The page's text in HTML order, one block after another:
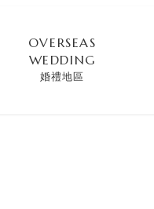
OVERSEAS
WEDDING
婚禮地區